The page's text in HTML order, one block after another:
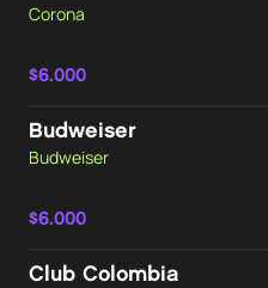
Corona
$6.000
Budweiser
Budweiser
$6.000
Club Colombia